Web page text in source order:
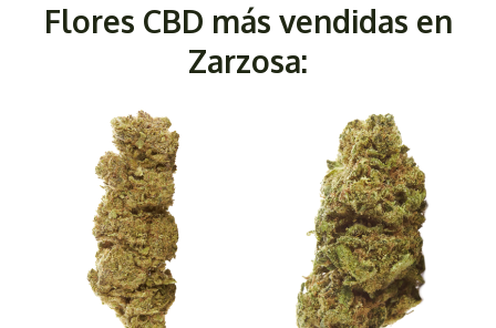
Flores CBD más vendidas en
Zarzosa: